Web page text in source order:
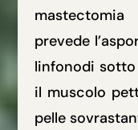
prevede
linfonodi sotto
il muscolo
pelle